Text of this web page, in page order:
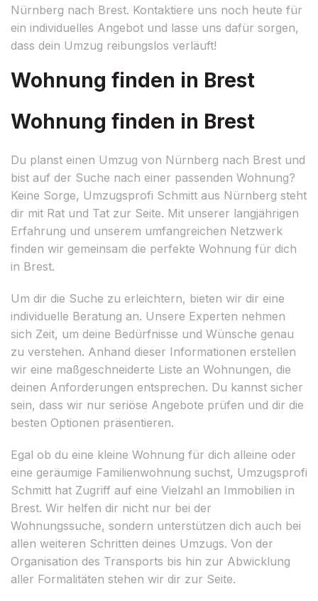
Nürnberg nach Brest. Kontaktiere uns noch heute für
ein individuelles Angebot und lasse uns dafür sorgen,
dass dein Umzug reibungslos verläuft!
Wohnung finden in Brest
Wohnung finden in Brest
Du planst einen Umzug von Nürnberg nach Brest und
bist auf der Suche nach einer passenden Wohnung?
Keine Sorge, Umzugsprofi Schmitt aus Nürnberg steht
dir mit Rat und Tat zur Seite. Mit unserer langjährigen
Erfahrung und unserem umfangreichen Netzwerk
finden wir gemeinsam die perfekte Wohnung für dich
in Brest.
Um dir die Suche zu erleichtern, bieten wir dir eine
individuelle Beratung an. Unsere Experten nehmen
sich Zeit, um deine Bedürfnisse und Wünsche genau
zu verstehen. Anhand dieser Informationen erstellen
wir eine maßgeschneiderte Liste an Wohnungen, die
deinen Anforderungen entsprechen. Du kannst sicher
sein, dass wir nur seriöse Angebote prüfen und dir die
besten Optionen präsentieren.
Egal ob du eine kleine Wohnung für dich alleine oder
eine geräumige Familienwohnung suchst, Umzugsprofi
Schmitt hat Zugriff auf eine Vielzahl an Immobilien in
Brest. Wir helfen dir nicht nur bei der
Wohnungssuche, sondern unterstützen dich auch bei
allen weiteren Schritten deines Umzugs. Von der
Organisation des Transports bis hin zur Abwicklung
aller Formalitäten stehen wir dir zur Seite.